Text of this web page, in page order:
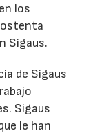
los
ostenta
Sigaus.
de Sigaus
Sigaus
le han